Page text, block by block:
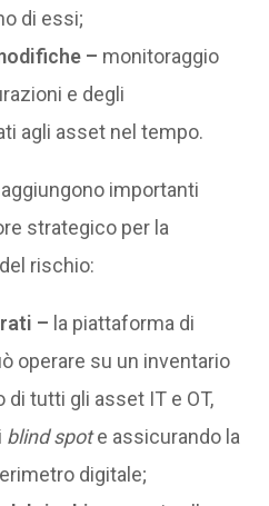
di essi;
– monitoraggio
e degli
agli asset nel tempo.
importanti
strategico per la
rischio:
– la piattaforma di
operare su un inventario
tutti gli asset IT e OT,
blind spote assicurando la
digitale;